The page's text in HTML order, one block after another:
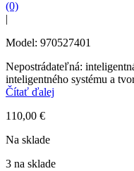
(0)
|
Model: 970527401
Nepostrádateľná:
inteligentného systému a
batérie: GARDENA
Čítať ďalej
110,00 €
Na sklade
3 na sklade